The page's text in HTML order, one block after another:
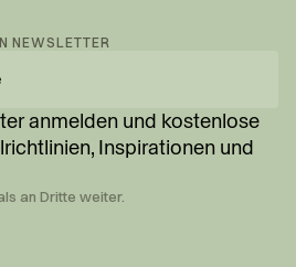
NEWSLETTER
anmelden und kostenlose
Inspirationen und
an Dritte weiter.